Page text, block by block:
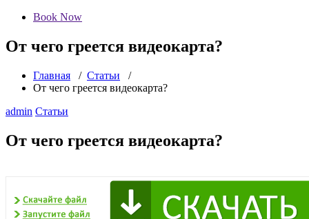
Book Now
От чего греется видеокарта?
Главная / Статьи /
От чего греется видеокарта?
admin Статьи
От чего греется видеокарта?